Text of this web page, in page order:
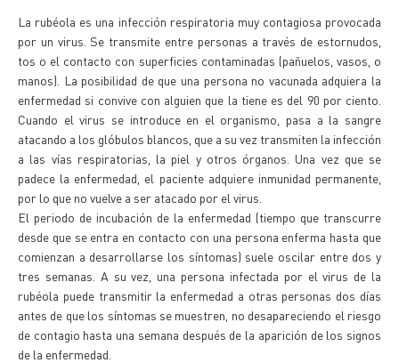
La rubéola es una infección respiratoria muy contagiosa provocada
por un virus. Se transmite entre personas a través de estornudos,
tos o el contacto con superficies contaminadas (pañuelos, vasos, o
manos). La posibilidad de que una persona no vacunada adquiera la
enfermedad si convive con alguien que la tiene es del 90 por ciento.
Cuando el virus se introduce en el organismo, pasa a la sangre
atacando a los glóbulos blancos, que a su vez transmiten la infección
a las vías respiratorias, la piel y otros órganos. Una vez que se
padece la enfermedad, el paciente adquiere inmunidad permanente,
por lo que no vuelve a ser atacado por el virus.
El periodo de incubación de la enfermedad (tiempo que transcurre
desde que se entra en contacto con una persona enferma hasta que
comienzan a desarrollarse los síntomas) suele oscilar entre dos y
tres semanas. A su vez, una persona infectada por el virus de la
rubéola puede transmitir la enfermedad a otras personas dos días
antes de que los síntomas se muestren, no desapareciendo el riesgo
de contagio hasta una semana después de la aparición de los signos
de la enfermedad.